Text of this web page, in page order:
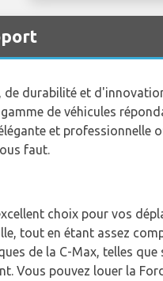
durabilité et
de véhicules
et professionnelle
faut.
choix pour vos
tout en étant assez
de la C-Max, telles
Vous pouvez louer la